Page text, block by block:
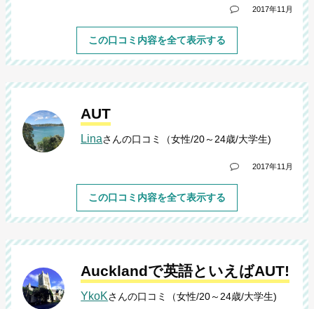
2017年11月
この口コミ内容を全て表示する
AUT
Linaさんの口コミ（女性/20～24歳/大学生)
2017年11月
この口コミ内容を全て表示する
Aucklandで英語といえばAUT!
YkoKさんの口コミ（女性/20～24歳/大学生)